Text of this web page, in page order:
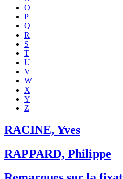
O
P
Q
R
S
T
U
V
W
X
Y
Z
RACINE, Yves
RAPPARD, Philippe